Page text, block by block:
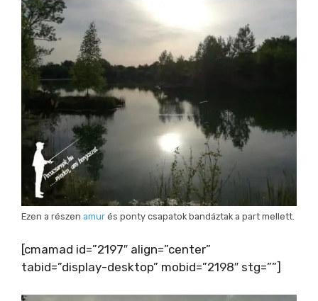
Ezen a részen amur és ponty csapatok bandáztak a part mellett.
[cmamad id=”2197″ align=”center”
tabid=”display-desktop” mobid=”2198″ stg=””]